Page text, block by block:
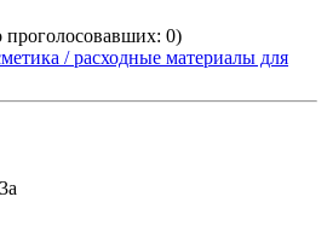
проголосовавших: 0)
/ расходные материалы для